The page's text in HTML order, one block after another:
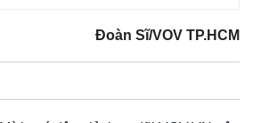
Đoàn Sĩ/VOV TP.HCM